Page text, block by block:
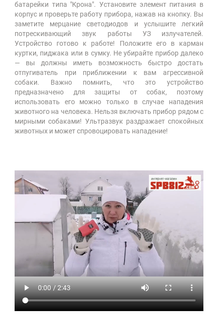
батарейки типа "Крона". Установите элемент питания в
корпус и проверьте работу прибора, нажав на кнопку. Вы
заметите мерцание светодиодов и услышите легкий
потрескивающий звук работы УЗ излучателей.
Устройство готово к работе! Положите его в карман
куртки, пиджака или в сумку. Не убирайте прибор далеко
— вы должны иметь возможность быстро достать
отпугиватель при приближении к вам агрессивной
собаки. Важно помнить, что это устройство
предназначено для защиты от собак, поэтому
использовать его можно только в случае нападения
животного на человека. Нельзя включать прибор рядом с
мирными собаками! Ультразвук раздражает спокойных
животных и может спровоцировать нападение!